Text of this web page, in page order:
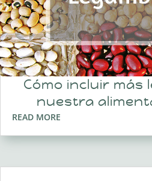
Cómo incluir más
nuestra
READ MORE